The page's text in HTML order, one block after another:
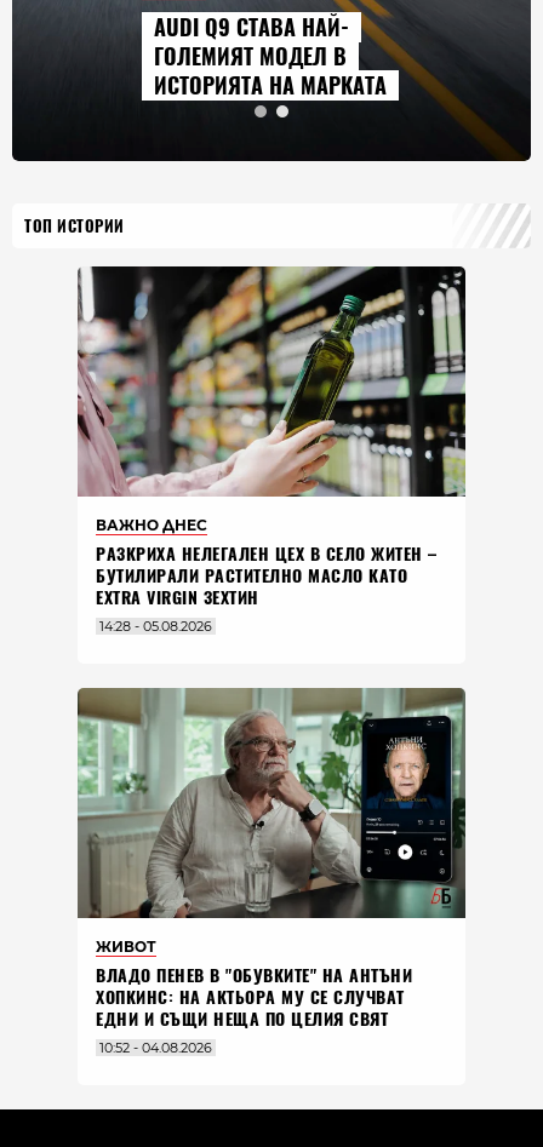
AUDI Q9 СТАВА НАЙ-
ГОЛЕМИЯТ МОДЕЛ В
ИСТОРИЯТА НА МАРКАТА
ТОП ИСТОРИИ
ВАЖНО ДНЕС
РАЗКРИХА НЕЛЕГАЛЕН ЦЕХ В СЕЛО ЖИТЕН –
БУТИЛИРАЛИ РАСТИТЕЛНО МАСЛО КАТО
EXTRA VIRGIN ЗЕХТИН
14:28 - 05.08.2026
ЖИВОТ
ВЛАДO ПЕНЕВ В "ОБУВКИТЕ" НА АНТЪНИ
ХОПКИНС: НА АКТЬОРА МУ СЕ СЛУЧВАТ
ЕДНИ И СЪЩИ НЕЩА ПО ЦЕЛИЯ СВЯТ
10:52 - 04.08.2026